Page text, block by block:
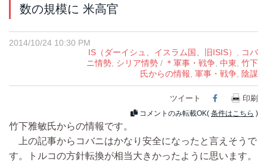
数の規模に 米高官
2014/10/24 10:30 PM
IS（ダーイシュ、イスラム国、旧ISIS）
コバ
ニ情勢 シリア情勢 / ＊軍事・戦争 中東 竹下
氏からの情報 軍事・戦争 陰謀
ツイート Facebook
印刷
コメントのみ転載OK( 条件はこちら )
竹下雅敏氏からの情報です。
上の記事からコバニはかなり安全になったと言えそうで
す。トルコの方針転換が相当大きかったように思います。